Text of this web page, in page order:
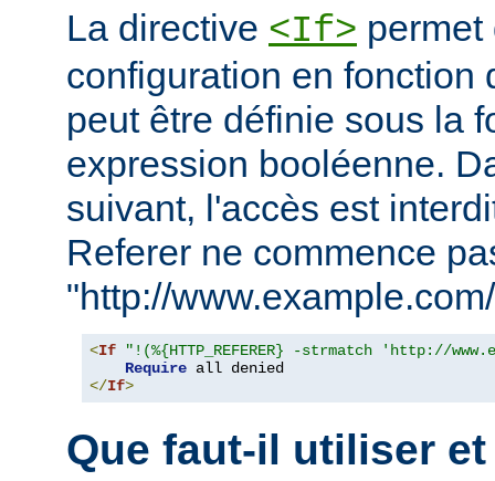
La directive <If> permet
configuration en fonction
peut être définie sous la
expression booléenne.
suivant, l'accès est
Referer ne commence
"http://
<If
"!(%{HTTP_REFERER} -strmatch 'http://
Require
</If>
Que faut-il utiliser